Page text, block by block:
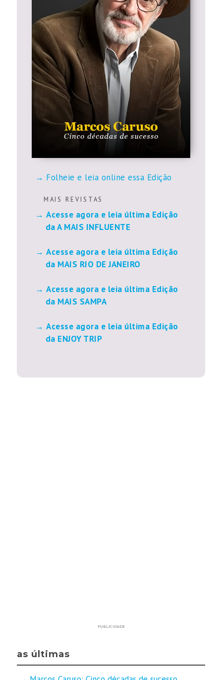
Folheie e leia online essa Edição
M A I S R E V I S T A S
Acesse agora e leia última Edição
da A MAIS INFLUENTE
Acesse agora e leia última Edição
da MAIS RIO DE JANEIRO
Acesse agora e leia última Edição
da MAIS SAMPA
Acesse agora e leia última Edição
da ENJOY TRIP
PUBLICIDADE
as últimas